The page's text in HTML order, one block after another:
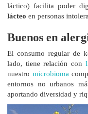
láctico) facilita poder
lácteo en personas
Buenos en
El consumo regular de
lado, tiene relación con
nuestro microbioma
entornos no urbanos
aportando diversidad y